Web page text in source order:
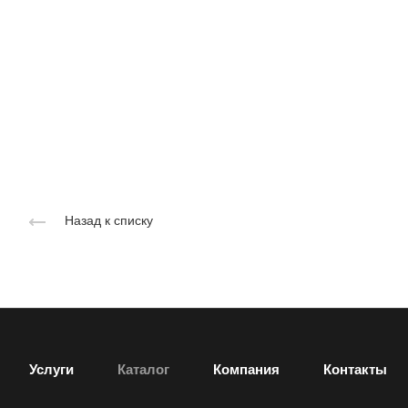
Назад к списку
Услуги Каталог Компания Контакты